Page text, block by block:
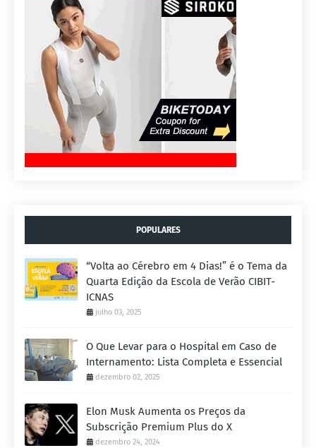
POPULARES
“Volta ao Cérebro em 4 Dias!” é o Tema da
Quarta Edição da Escola de Verão CIBIT-
ICNAS
julho 03, 2025
O Que Levar para o Hospital em Caso de
Internamento: Lista Completa e Essencial
dezembro 02, 2025
Elon Musk Aumenta os Preços da
Subscrição Premium Plus do X
dezembro 24, 2024